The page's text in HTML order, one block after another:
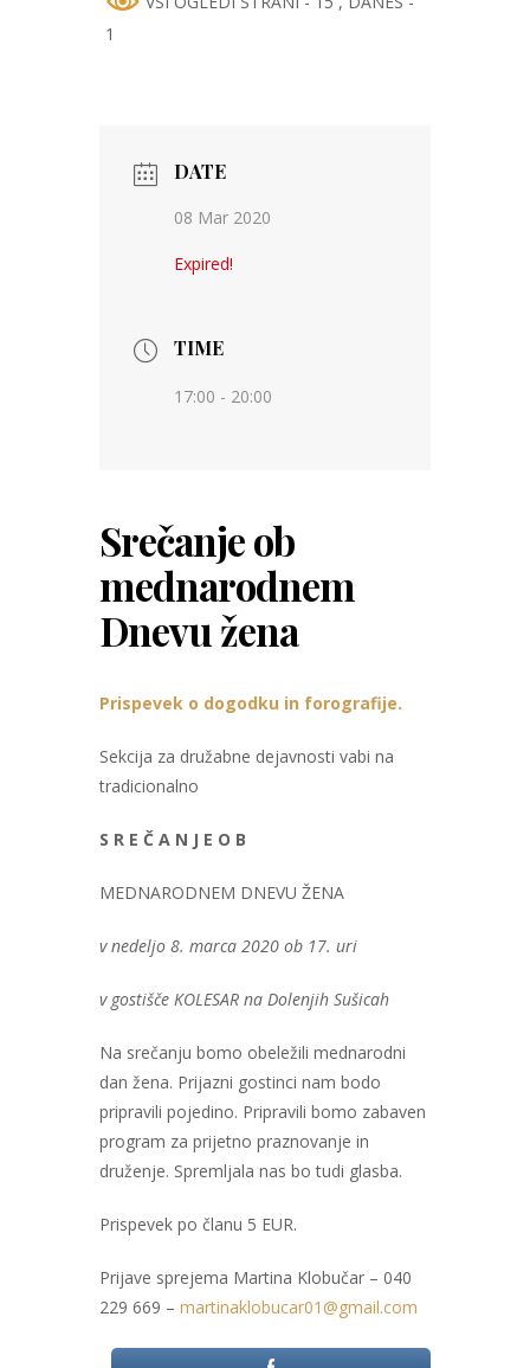
1
DATE
08 Mar 2020
Expired!
TIME
17:00 - 20:00
Srečanje ob
mednarodnem
Dnevu žena
Prispevek o dogodku in forografije.
Sekcija za družabne dejavnosti vabi na
tradicionalno
S R E Č A N J E O B
MEDNARODNEM DNEVU ŽENA
v nedeljo 8. marca 2020 ob 17. uri
v gostišče KOLESAR na Dolenjih Sušicah
Na srečanju bomo obeležili mednarodni
dan žena. Prijazni gostinci nam bodo
pripravili pojedino. Pripravili bomo zabaven
program za prijetno praznovanje in
druženje. Spremljala nas bo tudi glasba.
Prispevek po članu 5 EUR.
Prijave sprejema Martina Klobučar – 040
229 669 – martinaklobucar01@gmail.com